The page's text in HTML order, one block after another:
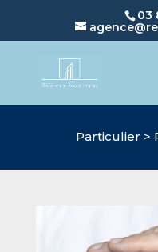
03
Particulier >